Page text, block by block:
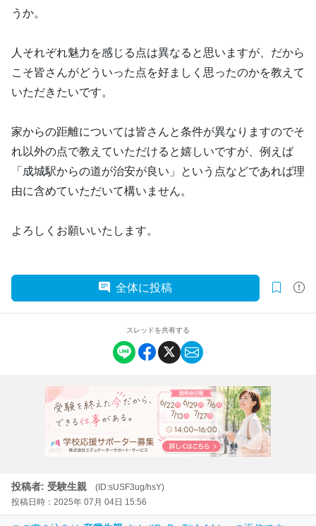
うか。
人それぞれ魅力を感じる点は異なると思いますが、だから
こそ皆さんがどういった点を好ましく思ったのかを教えて
いただきたいです。
家からの距離については皆さんと条件が異なりますのでそ
れ以外の点で教えていただけると嬉しいですが、例えば
「成城駅からの道が治安が良い」という点などであれば理
由に含めていただいて構いません。
よろしくお願いいたします。
全体に投稿
スレッドを共有する
投稿者: 受験生親
(ID:sUSF3ug/hsY)
投稿日時：2025年 07月 04日 15:56